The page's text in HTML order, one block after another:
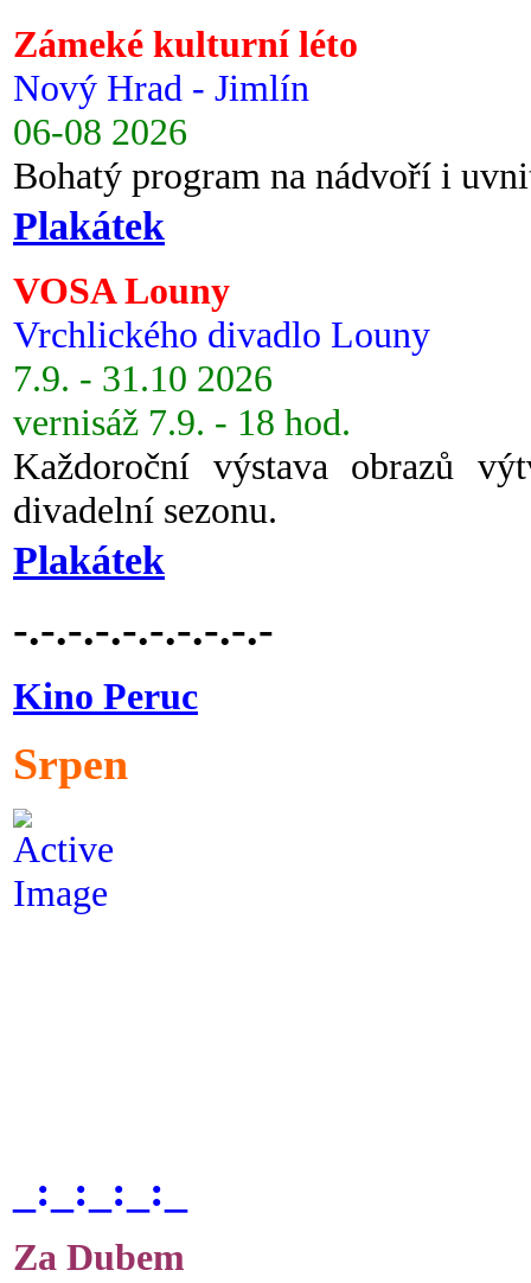
Zámeké kulturní léto
Nový Hrad - Jimlín
06-08 2026
Bohatý program na nádvoří i
Plakátek
VOSA Louny
Vrchlického divadlo Louny
7.9. - 31.10 2026
vernisáž 7.9. - 18 hod.
Každoroční výstava obrazů
divadelní sezonu.
Plakátek
-.-.-.-.-.-.-.-.-.-
Kino Peruc
Srpen
_:_:_:_:_
Za Dubem